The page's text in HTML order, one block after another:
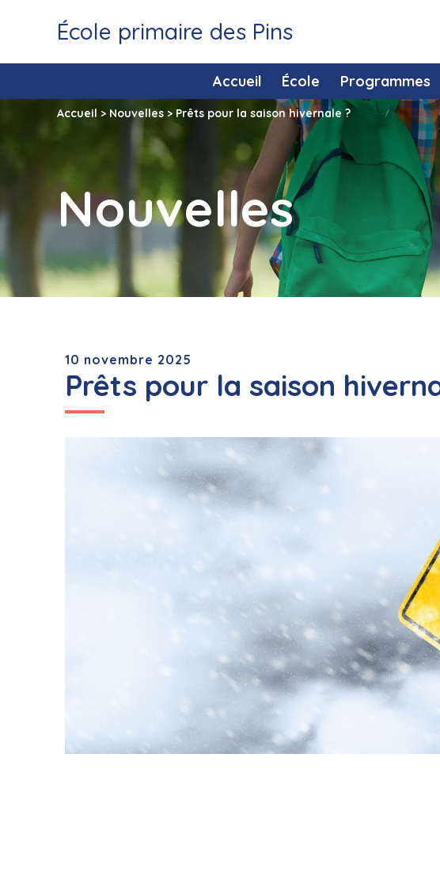
École primaire des Pins
Accueil École Programmes
Accueil > Nouvelles > Prêts pour la saison hivernale ?
Nouvelles
10 novembre 2025
Prêts pour la saison